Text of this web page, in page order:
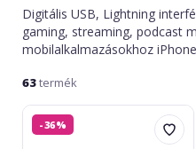
Digitális USB, Lightning
gaming, streaming, podcast
mobilalkalmazásokhoz
63termék
ROQ
Audio
-36%